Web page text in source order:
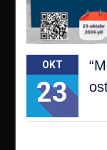
OKT
23